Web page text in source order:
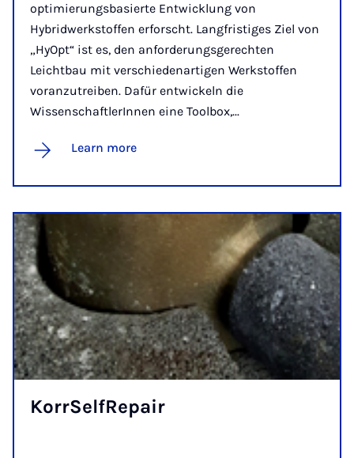
optimierungsbasierte Entwicklung von
Hybridwerkstoffen erforscht. Langfristiges Ziel von
„HyOpt“ ist es, den anforderungsgerechten
Leichtbau mit verschiedenartigen Werkstoffen
voranzutreiben. Dafür entwickeln die
WissenschaftlerInnen eine Toolbox,...
Learn more
Korr­SelfRe­pair